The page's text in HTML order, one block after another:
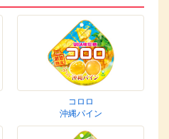
コロロ
沖縄パイン